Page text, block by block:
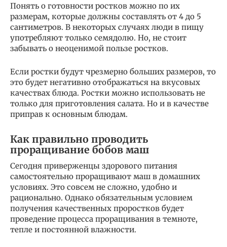
Понять о готовности ростков можно по их
размерам, которые должны составлять от 4 до 5
сантиметров. В некоторых случаях люди в пищу
употребляют только семядолю. Но, не стоит
забывать о неоценимой пользе ростков.
Если ростки будут чрезмерно больших размеров, то
это будет негативно отображаться на вкусовых
качествах блюда. Ростки можно использовать не
только для приготовления салата. Но и в качестве
приправ к основным блюдам.
Как правильно проводить
проращивание бобов маш
Сегодня приверженцы здорового питания
самостоятельно проращивают маш в домашних
условиях. Это совсем не сложно, удобно и
рационально. Однако обязательным условием
получения качественных проростков будет
проведение процесса проращивания в темноте,
тепле и постоянной влажности.